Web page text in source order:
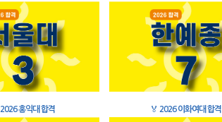
2026 홍익대 합격 🏅 2026 이화여대 합격